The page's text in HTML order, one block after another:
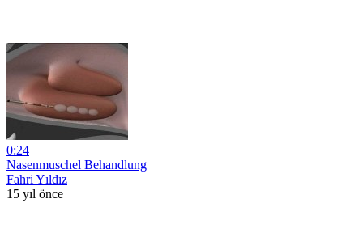
0:24
Nasenmuschel Behandlung
Fahri Yıldız
15 yıl önce